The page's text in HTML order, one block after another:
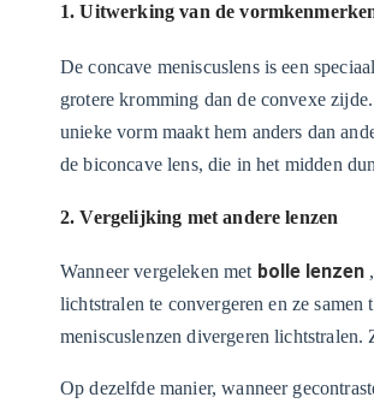
1. Uitwerking van de
De concave meniscuslens is een
grotere kromming dan de convexe
unieke vorm maakt hem anders dan
de biconcave lens, die in het midden
2. Vergelijking met andere lenzen
Wanneer vergeleken met bolle lenzen
lichtstralen te convergeren en ze
meniscuslenzen divergeren
Op dezelfde manier, wanneer